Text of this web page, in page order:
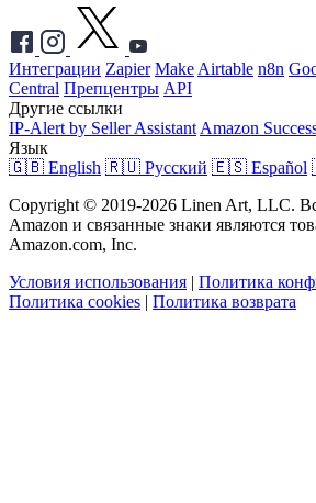
Интеграции Zapier Make Airtable n8n
Central Препцентры API
Другие ссылки
IP-Alert by Seller Assistant Amazon
Язык
🇬🇧 English 🇷🇺 Русский 🇪🇸 Español
Copyright © 2019-2026 Linen Art, LLC.
Amazon и связанные знаки являются
Amazon.com, Inc.
Условия использования | Политика
Политика cookies | Политика возврата